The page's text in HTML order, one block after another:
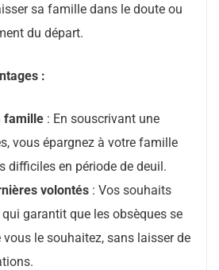
sa famille dans le doute ou
du départ.
:
famille : En souscrivant une
vous épargnez à votre famille
difficiles en période de deuil.
volontés : Vos souhaits
garantit que les obsèques se
le souhaitez, sans laisser de